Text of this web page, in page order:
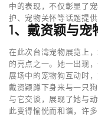
中的表现，不仅彰显了
护、宠物关怀等话题提
1、戴资颖与宠
在此次台湾宠物展览上
的亮点之一。她一出现
展场中的宠物狗互动时
戴资颖蹲下身来与一只
与它交谈，展现了她与
此变得愉悦而和谐，许